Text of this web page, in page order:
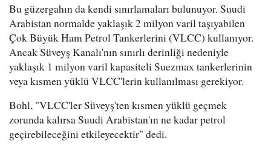
Bu güzergahın da kendi sınırlamaları bulunuyor. Suudi
Arabistan normalde yaklaşık 2 milyon varil taşıyabilen
Çok Büyük Ham Petrol Tankerlerini (VLCC) kullanıyor.
Ancak Süveyş Kanalı'nın sınırlı derinliği nedeniyle
yaklaşık 1 milyon varil kapasiteli Suezmax tankerlerinin
veya kısmen yüklü VLCC'lerin kullanılması gerekiyor.
Bohl, "VLCC'ler Süveyş'ten kısmen yüklü geçmek
zorunda kalırsa Suudi Arabistan'ın ne kadar petrol
geçirebileceğini etkileyecektir" dedi.